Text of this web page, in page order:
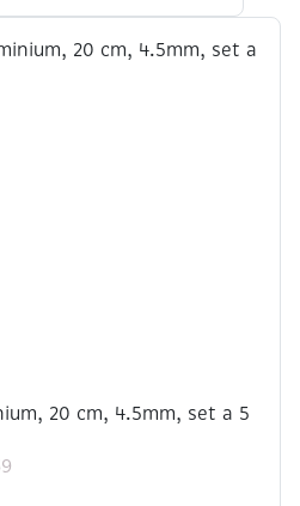
20 cm, 4.5mm, set a 5